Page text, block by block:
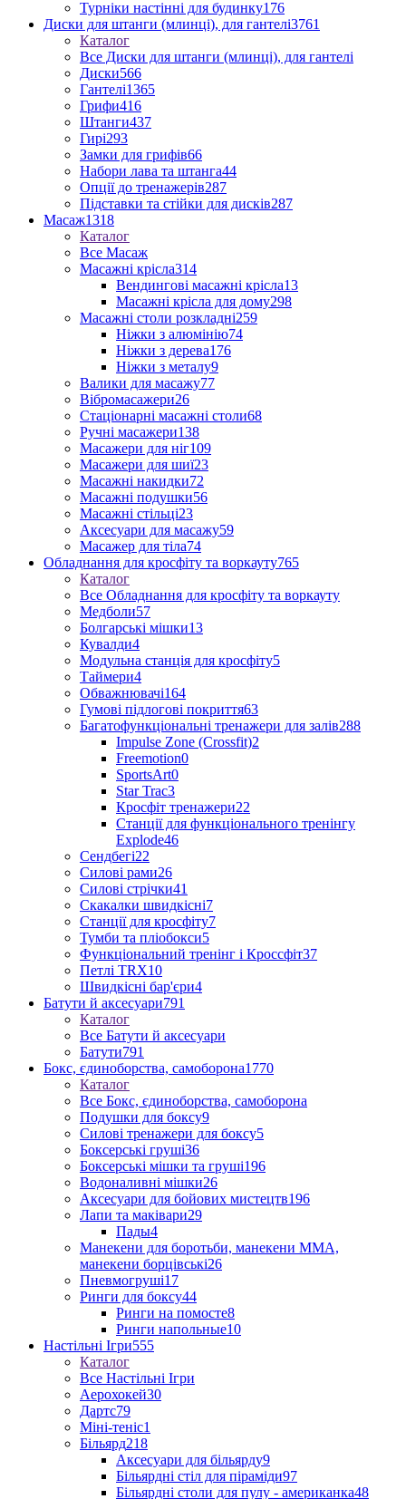
Турніки настінні для будинку176
Диски для штанги (млинці), для гантелі3761
Каталог
Все Диски для штанги (млинці), для гантелі
Диски566
Гантелі1365
Грифи416
Штанги437
Гирі293
Замки для грифів66
Набори лава та штанга44
Опції до тренажерів287
Підставки та стійки для дисків287
Масаж1318
Каталог
Все Масаж
Масажні крісла314
Вендингові масажні крісла13
Масажні крісла для дому298
Масажні столи розкладні259
Ніжки з алюмінію74
Ніжки з дерева176
Ніжки з металу9
Валики для масажу77
Вібромасажери26
Стаціонарні масажні столи68
Ручні масажери138
Масажери для ніг109
Масажери для шиї23
Масажні накидки72
Масажні подушки56
Масажні стільці23
Аксесуари для масажу59
Масажер для тіла74
Обладнання для кросфіту та воркауту765
Каталог
Все Обладнання для кросфіту та воркауту
Медболи57
Болгарські мішки13
Кувалди4
Модульна станція для кросфіту5
Таймери4
Обважнювачі164
Гумові підлогові покриття63
Багатофункціональні тренажери для залів288
Impulse Zone (Crossfit)2
Freemotion0
SportsArt0
Star Trac3
Кросфіт тренажери22
Станції для функціонального тренінгу
Explode46
Сендбегі22
Силові рами26
Силові стрічки41
Скакалки швидкісні7
Станції для кросфіту7
Тумби та пліобокси5
Функціональний тренінг і Кроссфіт37
Петлі TRX10
Швидкісні бар'єри4
Батути й аксесуари791
Каталог
Все Батути й аксесуари
Батути791
Бокс, єдиноборства, самоборона1770
Каталог
Все Бокс, єдиноборства, самоборона
Подушки для боксу9
Силові тренажери для боксу5
Боксерські груші36
Боксерські мішки та груші196
Водоналивні мішки26
Аксесуари для бойових мистецтв196
Лапи та маківари29
Пады4
Манекени для боротьби, манекени ММА,
манекени борцівські26
Пневмогруші17
Ринги для боксу44
Ринги на помосте8
Ринги напольные10
Настільні Ігри555
Каталог
Все Настільні Ігри
Аерохокей30
Дартс79
Міні-теніс1
Більярд218
Аксесуари для більярду9
Більярдні стіл для піраміди97
Більярдні столи для пулу - американка48